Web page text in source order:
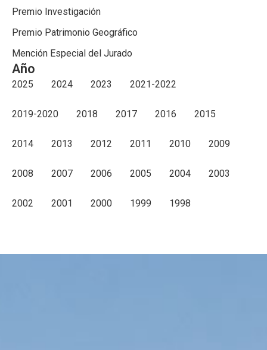
Premio Investigación
Premio Patrimonio Geográfico
Mención Especial del Jurado
Año
2025 2024 2023 2021-2022
2019-2020 2018 2017 2016 2015
2014 2013 2012 2011 2010 2009
2008 2007 2006 2005 2004 2003
2002 2001 2000 1999 1998